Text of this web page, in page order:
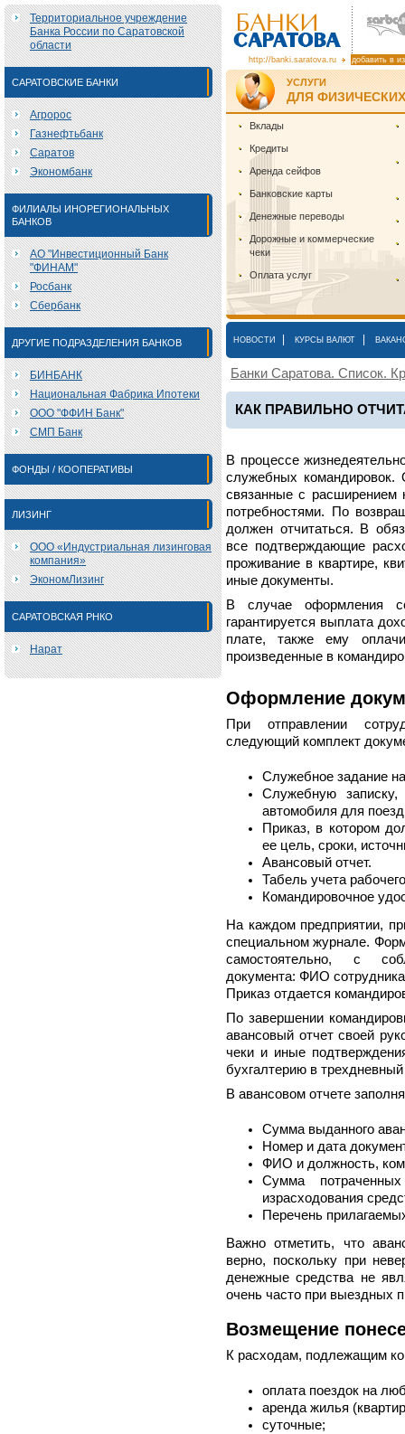
Территориальное учреждение
Банка России по Саратовской
области
САРАТОВСКИЕ БАНКИ
Агророс
Газнефтьбанк
Саратов
Экономбанк
ФИЛИАЛЫ ИНОРЕГИОНАЛЬНЫХ
БАНКОВ
АО "Инвестиционный Банк
"ФИНАМ"
Росбанк
Сбербанк
ДРУГИЕ ПОДРАЗДЕЛЕНИЯ БАНКОВ
БИНБАНК
Национальная Фабрика Ипотеки
ООО "ФФИН Банк"
СМП Банк
ФОНДЫ / КООПЕРАТИВЫ
ЛИЗИНГ
ООО «Индустриальная лизинговая
компания»
ЭкономЛизинг
САРАТОВСКАЯ РНКО
Нарат
http://banki.saratova.ru добавить в
УСЛУГИ
ДЛЯ
Вклады
Кредиты
Аренда сейфов
Банковские карты
Денежные переводы
Дорожные и коммерческие
чеки
Оплата услуг
НОВОСТИ КУРСЫ ВАЛЮТ
Банки Саратова. Список.
КАК ПРАВИЛЬНО
В процессе
служебных командировок.
связанные с расширением
потребностями. По
должен отчитаться. В
все подтверждающие
проживание в квартире,
иные документы.
В случае оформления
гарантируется выплата
плате, также ему
произведенные в
Оформление
При отправлении
следующий комплект
Служебное задание
Служебную записку,
автомобиля для
Приказ, в котором
ее цель, сроки,
Авансовый отчет.
Табель учета
Командировочное
На каждом предприятии,
специальном журнале.
самостоятельно, с
документа: ФИО
Приказ отдается
По завершении
авансовый отчет своей
чеки и иные
бухгалтерию в
В авансовом отчете
Сумма выданного
Номер и дата
ФИО и должность,
Сумма
израсходования
Перечень
Важно отметить, что
верно, поскольку при
денежные средства не
очень часто при выездных
Возмещение
К расходам, подлежащим
оплата поездок на
аренда жилья
суточные;